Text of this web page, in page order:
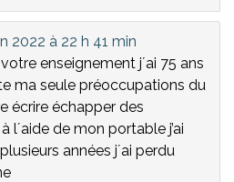
2022 à 22 h 41 min
enseignement j´ai 75 ans
ma seule préoccupations du
écrire échapper des
l´aide de mon portable j’ai
années j´ai perdu